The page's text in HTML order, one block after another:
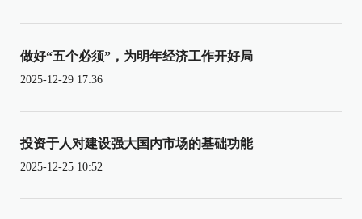
做好“五个必须”，为明年经济工作开好局
2025-12-29 17:36
投资于人对建设强大国内市场的基础功能
2025-12-25 10:52